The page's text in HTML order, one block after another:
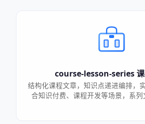
course-lesson-series
结构化课程文章，知识点递进编排，
合知识付费、课程开发等场景，系列